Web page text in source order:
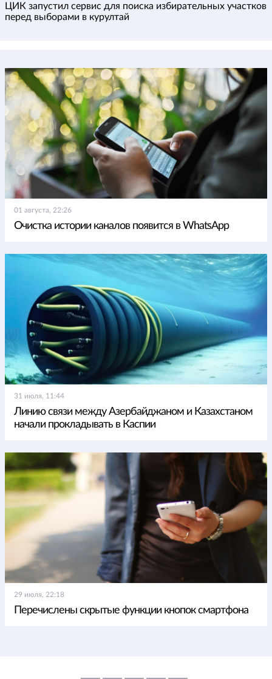
ЦИК запустил сервис для поиска избирательных участков
перед выборами в курултай
01 августа, 22:26
Очистка истории каналов появится в WhatsApp
31 июля, 11:44
Линию связи между Азербайджаном и Казахстаном
начали прокладывать в Каспии
29 июля, 22:18
Перечислены скрытые функции кнопок смартфона